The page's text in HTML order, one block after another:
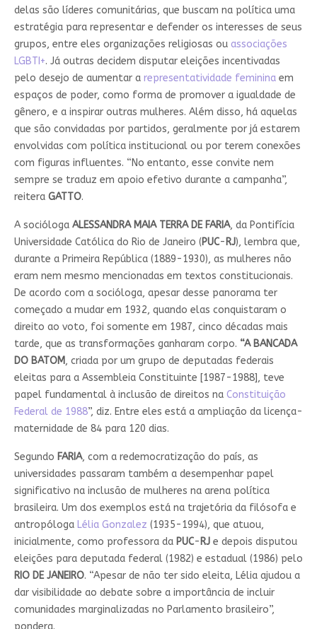
delas são líderes comunitárias, que buscam na política uma
estratégia para representar e defender os interesses de seus
grupos, entre eles organizações religiosas ou associações
LGBTI+. Já outras decidem disputar eleições incentivadas
pelo desejo de aumentar a representatividade feminina em
espaços de poder, como forma de promover a igualdade de
gênero, e a inspirar outras mulheres. Além disso, há aquelas
que são convidadas por partidos, geralmente por já estarem
envolvidas com política institucional ou por terem conexões
com figuras influentes. “No entanto, esse convite nem
sempre se traduz em apoio efetivo durante a campanha”,
reitera GATTO.
A sociólogaALESSANDRA MAIA TERRA DE FARIA, da Pontifícia
Universidade Católica do Rio de Janeiro (PUC- RJ), lembra que,
durante a Primeira República (1889-1930), as mulheres não
eram nem mesmo mencionadas em textos constitucionais.
De acordo com a socióloga, apesar desse panorama ter
começado a mudar em 1932, quando elas conquistaram o
direito ao voto, foi somente em 1987, cinco décadas mais
tarde, que as transformações ganharam corpo. “A BANCADA
DO BATOM, criada por um grupo de deputadas federais
eleitas para a Assembleia Constituinte [1987-1988], teve
papel fundamental à inclusão de direitos na Constituição
Federal de 1988”, diz. Entre eles está a ampliação da licença-
maternidade de 84 para 120 dias.
Segundo FARIA, com a redemocratização do país, as
universidades passaram também a desempenhar papel
significativo na inclusão de mulheres na arena política
brasileira. Um dos exemplos está na trajetória da filósofa e
antropóloga Lélia Gonzalez (1935-1994), que atuou,
inicialmente, como professora da PUC- RJe depois disputou
eleições para deputada federal (1982) e estadual (1986) pelo
RIO DE JANEIRO. “Apesar de não ter sido eleita, Lélia ajudou a
dar visibilidade ao debate sobre a importância de incluir
comunidades marginalizadas no Parlamento brasileiro”,
pondera.